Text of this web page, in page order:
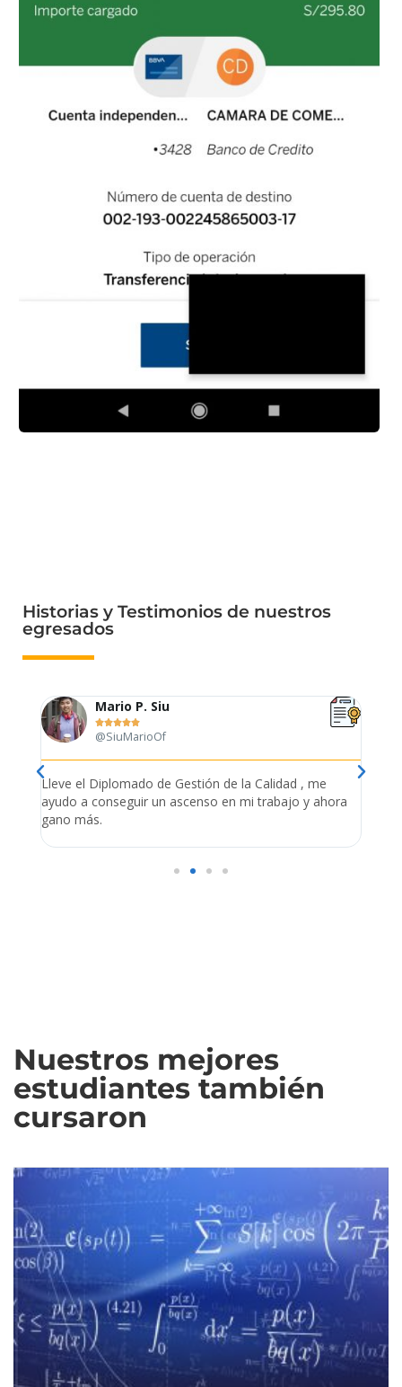
Historias y Testimonios de nuestros
egresados
Mario P. Siu

@SiuMarioOf
Lleve el Diplomado de Gestión de la Calidad , me
ayudo a conseguir un ascenso en mi trabajo y ahora
gano más.
Nuestros mejores
estudiantes también
cursaron